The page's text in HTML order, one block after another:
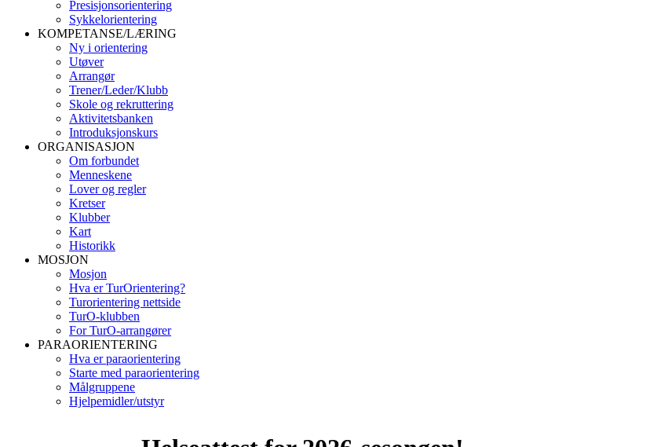
Presisjonsorientering
Sykkelorientering
KOMPETANSE/LÆRING
Ny i orientering
Utøver
Arrangør
Trener/Leder/Klubb
Skole og rekruttering
Aktivitetsbanken
Introduksjonskurs
ORGANISASJON
Om forbundet
Menneskene
Lover og regler
Kretser
Klubber
Kart
Historikk
MOSJON
Mosjon
Hva er TurOrientering?
Turorientering nettside
TurO-klubben
For TurO-arrangører
PARAORIENTERING
Hva er paraorientering
Starte med paraorientering
Målgruppene
Hjelpemidler/utstyr